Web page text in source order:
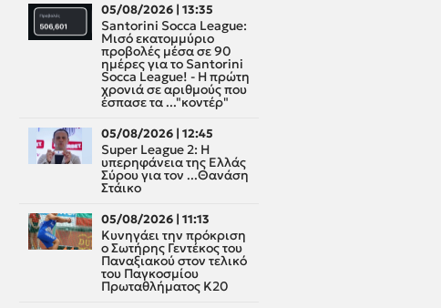
05/08/2026 | 13:35
Santorini Socca League:
Μισό εκατομμύριο
προβολές μέσα σε 90
ημέρες για το Santorini
Socca League! - Η πρώτη
χρονιά σε αριθμούς που
έσπασε τα ..."κοντέρ"
05/08/2026 | 12:45
Super League 2: H
υπερηφάνεια της Ελλάς
Σύρου για τον ...Θανάση
Στάικο
05/08/2026 | 11:13
Κυνηγάει την πρόκριση
ο Σωτήρης Γεντέκος του
Παναξιακού στον τελικό
του Παγκοσμίου
Πρωταθλήματος Κ20